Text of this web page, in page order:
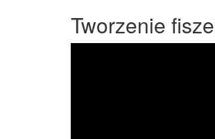
Tworzenie